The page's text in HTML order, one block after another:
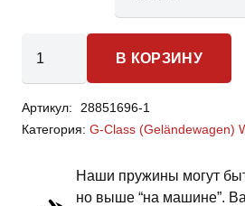
товара
Benz
G-
В КОРЗИНУ
Артикул:
28851696-1
Категория: G-Class (Geländewagen)
Наши пружины могут
но выше “на машине”.